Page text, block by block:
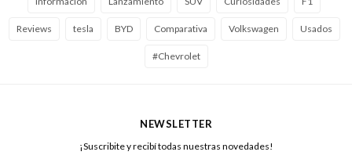
Reviews tesla BYD Comparativa Volkswagen Usados
#Chevrolet
NEWSLETTER
¡Suscribite y recibí todas nuestras novedades!